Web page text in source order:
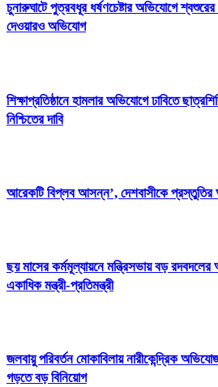
চুনারুঘাটে পুত্রবধূর ধর্ষণচেষ্টার অভিযোগে
দেওয়ারও অভিযোগ
শিক্ষাপ্রতিষ্ঠানে হামলার অভিযোগে ঢাবিতে
নিশ্চিতের দাবি
আরেকটি বিপ্লব আসন্ন’, দেশবাসীকে প্রস্তুতির
ছয় মাসের কর্মমূল্যায়নে মন্ত্রিসভায় বড় রদবদলের
একাধিক মন্ত্রী-প্রতিমন্ত্রী
জলবায়ু পরিবর্তন মোকাবিলায় নারীকেন্দ্রিক
গড়তে বড় বিনিয়োগ